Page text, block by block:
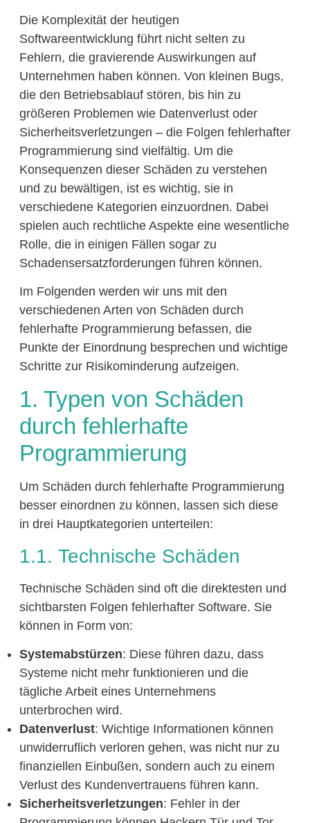
Die Komplexität der heutigen
Softwareentwicklung führt nicht selten zu
Fehlern, die gravierende Auswirkungen auf
Unternehmen haben können. Von kleinen Bugs,
die den Betriebsablauf stören, bis hin zu
größeren Problemen wie Datenverlust oder
Sicherheitsverletzungen – die Folgen fehlerhafter
Programmierung sind vielfältig. Um die
Konsequenzen dieser Schäden zu verstehen
und zu bewältigen, ist es wichtig, sie in
verschiedene Kategorien einzuordnen. Dabei
spielen auch rechtliche Aspekte eine wesentliche
Rolle, die in einigen Fällen sogar zu
Schadensersatzforderungen führen können.
Im Folgenden werden wir uns mit den
verschiedenen Arten von Schäden durch
fehlerhafte Programmierung befassen, die
Punkte der Einordnung besprechen und wichtige
Schritte zur Risikominderung aufzeigen.
1. Typen von Schäden
durch fehlerhafte
Programmierung
Um Schäden durch fehlerhafte Programmierung
besser einordnen zu können, lassen sich diese
in drei Hauptkategorien unterteilen:
1.1. Technische Schäden
Technische Schäden sind oft die direktesten und
sichtbarsten Folgen fehlerhafter Software. Sie
können in Form von:
Systemabstürzen: Diese führen dazu, dass
Systeme nicht mehr funktionieren und die
tägliche Arbeit eines Unternehmens
unterbrochen wird.
Datenverlust: Wichtige Informationen können
unwiderruflich verloren gehen, was nicht nur zu
finanziellen Einbußen, sondern auch zu einem
Verlust des Kundenvertrauens führen kann.
Sicherheitsverletzungen: Fehler in der